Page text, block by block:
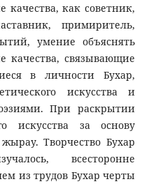
качества, как советник,
примиритель,
умение объяснять
связывающие
в личности Бухар,
искусства и
При раскрытии
искусства за основу
Творчество Бухар
всесторонне
из трудов Бухар черты